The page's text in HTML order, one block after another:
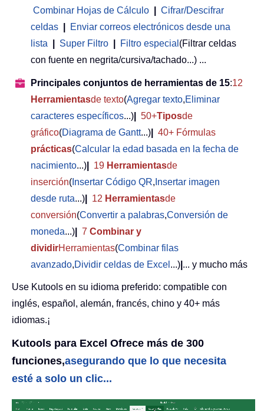
Combinar Hojas de Cálculo
Cifrar/Descifrar
celdas
Enviar correos electrónicos desde una
lista
Super Filtro Filtro especial (Filtrar celdas
con fuente en negrita/cursiva/tachado...) ...
Principales conjuntos de herramientas de 15:12
Herramientasde texto(Agregar texto,Eliminar
caracteres específicos...) 50+Tiposde
gráfico(Diagrama de Gantt...)
40+ Fórmulas
prácticas(Calcular la edad basada en la fecha de
nacimiento...) 19 Herramientasde
inserción( Insertar Código QR, Insertar imagen
desde ruta...) 12 Herramientasde
conversión(Convertir a palabras,Conversión de
moneda...) 7 Combinar y
dividirHerramientas(Combinar filas
avanzado,Dividir celdas de Excel ...) ... y mucho más
Use Kutools en su idioma preferido: compatible con
inglés, español, alemán, francés, chino y 40+ más
idiomas.¡
Kutools para Excel Ofrece más de 300
funciones,asegurando que lo que necesita
esté a solo un clic...